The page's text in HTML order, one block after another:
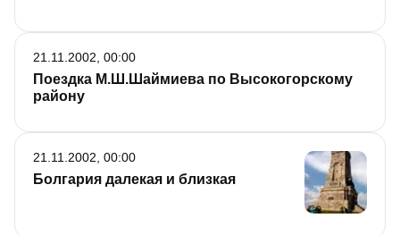
Поездка М.Ш.Шаймиева по Высокогорскому
району
21.11.2002, 00:00
Болгария далекая и близкая
21.11.2002, 00:00